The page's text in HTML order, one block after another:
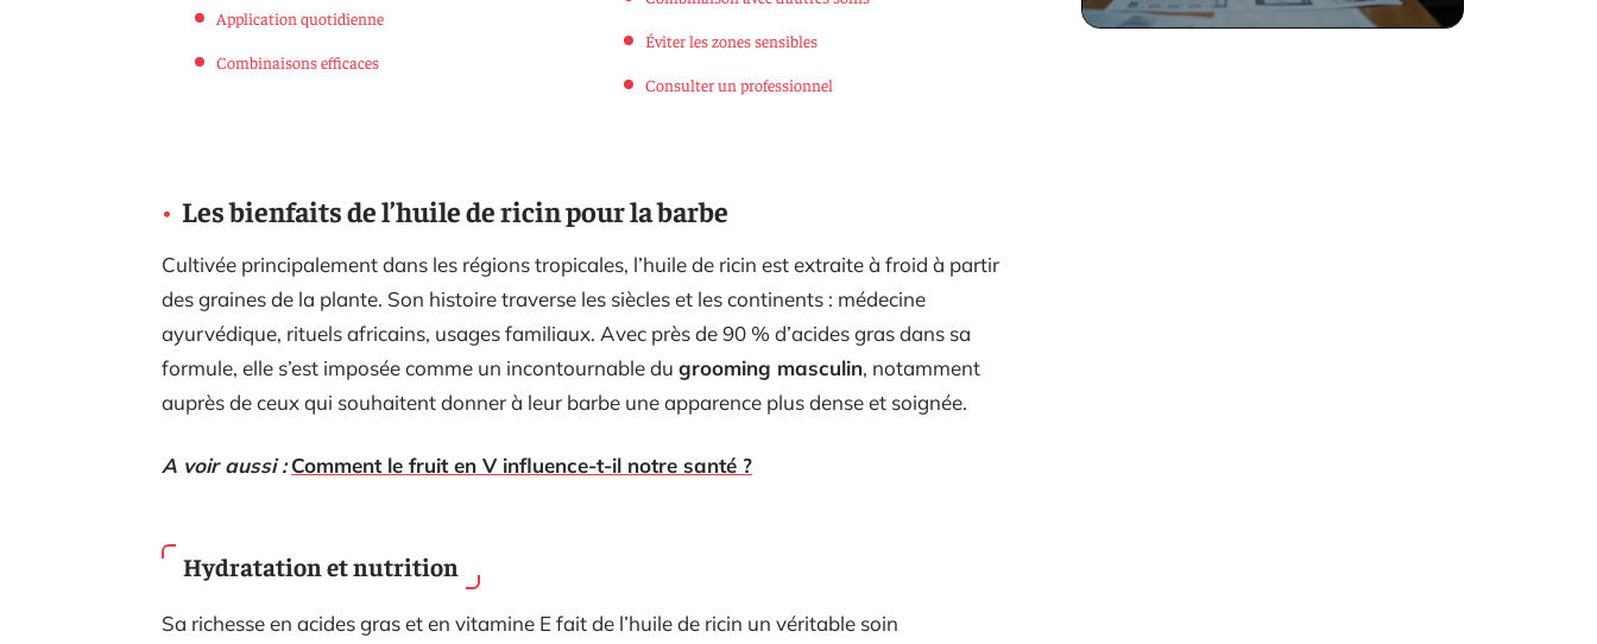
Application quotidienne
Combinaisons efficaces
Éviter les zones sensibles
Consulter un professionnel
Les bienfaits de l’huile de ricin pour la barbe
Cultivée principalement dans les régions tropicales, l’huile de ricin est extraite à froid à partir
des graines de la plante. Son histoire traverse les siècles et les continents : médecine
ayurvédique, rituels africains, usages familiaux. Avec près de 90 % d’acides gras dans sa
formule, elle s’est imposée comme un incontournable du grooming masculin, notamment
auprès de ceux qui souhaitent donner à leur barbe une apparence plus dense et soignée.
A voir aussi : Comment le fruit en V influence-t-il notre santé ?
Hydratation et nutrition
Sa richesse en acides gras et en vitamine E fait de l’huile de ricin un véritable soin